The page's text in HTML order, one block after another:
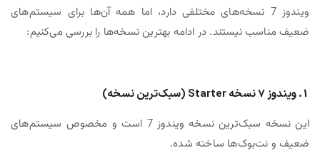
ویندوز 7 نسخه‌های مختلفی دارد، اما همه آن‌ها برای سیستم‌های
ضعیف مناسب نیستند. در ادامه بهترین نسخه‌ها را بررسی می‌کنیم:
1. ویندوز 7 نسخه Starter (سبک‌ترین نسخه)
این نسخه سبک‌ترین نسخه ویندوز 7 است و مخصوص سیستم‌های
ضعیف و نت‌بوک‌ها ساخته شده.